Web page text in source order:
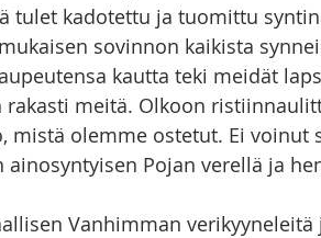
tulet kadotettu ja tuomittu
sovinnon kaikista
kautta teki meidät
rakasti meitä. Olkoon
mistä olemme ostetut. Ei voinut
Pojan verellä ja
Vanhimman verikyyneleitä